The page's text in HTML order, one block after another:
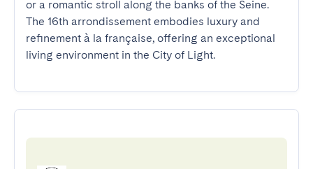
or a romantic stroll along the banks of the Seine.
The 16th arrondissement embodies luxury and
refinement à la française, offering an exceptional
living environment in the City of Light.